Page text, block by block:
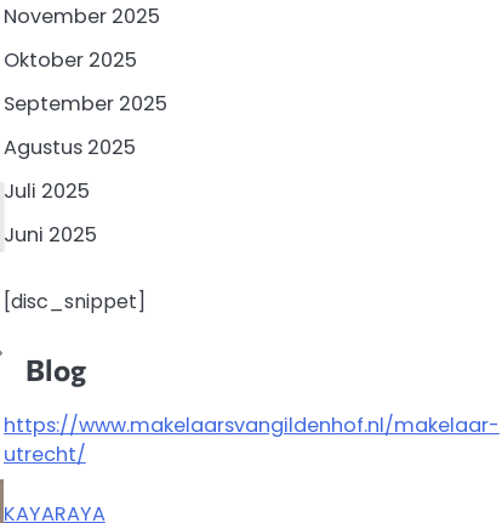
November 2025
Oktober 2025
September 2025
Agustus 2025
Juli 2025
Juni 2025
[disc_snippet]
Blog
https://www.makelaarsvangildenhof.nl/makelaar-
utrecht/
KAYARAYA